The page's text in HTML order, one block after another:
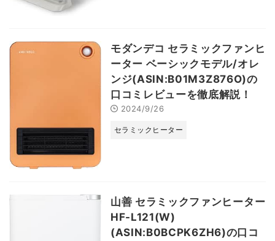
モダンデコ セラミックファンヒ
ーター ベーシックモデル/オレ
ンジ(ASIN:B01M3Z876O)の
口コミレビューを徹底解説！
2024/9/26
セラミックヒーター
山善 セラミックファンヒーター
HF-L121(W)
(ASIN:B0BCPK6ZH6)の口コ